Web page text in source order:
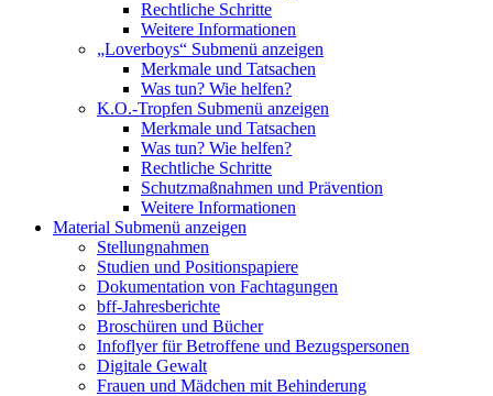
Rechtliche Schritte
Weitere Informationen
„Loverboys“ Submenü anzeigen
Merkmale und Tatsachen
Was tun? Wie helfen?
K.O.-Tropfen Submenü anzeigen
Merkmale und Tatsachen
Was tun? Wie helfen?
Rechtliche Schritte
Schutzmaßnahmen und Prävention
Weitere Informationen
Material Submenü anzeigen
Stellungnahmen
Studien und Positionspapiere
Dokumentation von Fachtagungen
bff-Jahresberichte
Broschüren und Bücher
Infoflyer für Betroffene und Bezugspersonen
Digitale Gewalt
Frauen und Mädchen mit Behinderung